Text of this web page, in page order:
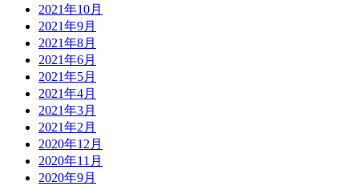
2021年10月
2021年9月
2021年8月
2021年6月
2021年5月
2021年4月
2021年3月
2021年2月
2020年12月
2020年11月
2020年9月